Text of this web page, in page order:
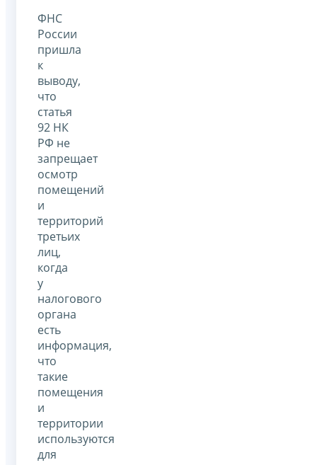
ФНС
России
пришла
к
выводу,
что
статья
92 НК
РФ не
запрещает
осмотр
помещений
и
территорий
третьих
лиц,
когда
у
налогового
органа
есть
информация,
что
такие
помещения
и
территории
используются
для